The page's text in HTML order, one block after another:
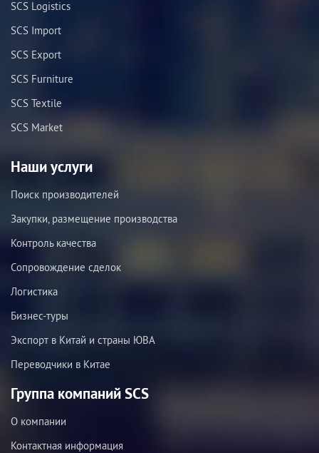
SCS Logistics
SCS Import
SCS Export
SCS Furniture
SCS Textile
SCS Market
Наши услуги
Поиск производителей
Закупки, размещение производства
Контроль качества
Сопровождение сделок
Логистика
Бизнес-туры
Экспорт в Китай и страны ЮВА
Переводчики в Китае
Группа компаний SCS
О компании
Контактная информация